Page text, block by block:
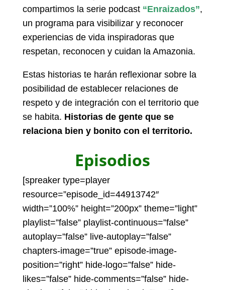
compartimos la serie podcast “Enraizados”,
un programa para visibilizar y reconocer
experiencias de vida inspiradoras que
respetan, reconocen y cuidan la Amazonia.
Estas historias te harán reflexionar sobre la
posibilidad de establecer relaciones de
respeto y de integración con el territorio que
se habita. Historias de gente que se
relaciona bien y bonito con el territorio.
Episodios
[spreaker type=player
resource=”episode_id=44913742″
width=”100%” height=”200px” theme=”light”
playlist=”false” playlist-continuous=”false”
autoplay=”false” live-autoplay=”false”
chapters-image=”true” episode-image-
position=”right” hide-logo=”false” hide-
likes=”false” hide-comments=”false” hide-